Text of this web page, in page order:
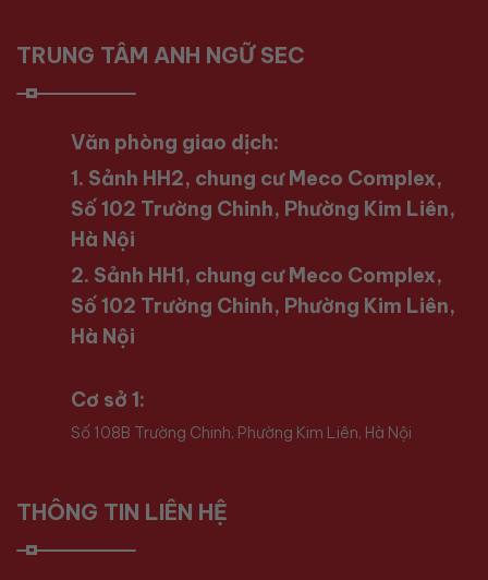
TRUNG TÂM ANH NGỮ SEC
Văn phòng giao dịch:
1. Sảnh HH2, chung cư Meco Complex,
Số 102 Trường Chinh, Phường Kim Liên,
Hà Nội
2. Sảnh HH1, chung cư Meco Complex,
Số 102 Trường Chinh, Phường Kim Liên,
Hà Nội
Cơ sở 1:
Số 108B Trường Chinh, Phường Kim Liên, Hà Nội
THÔNG TIN LIÊN HỆ